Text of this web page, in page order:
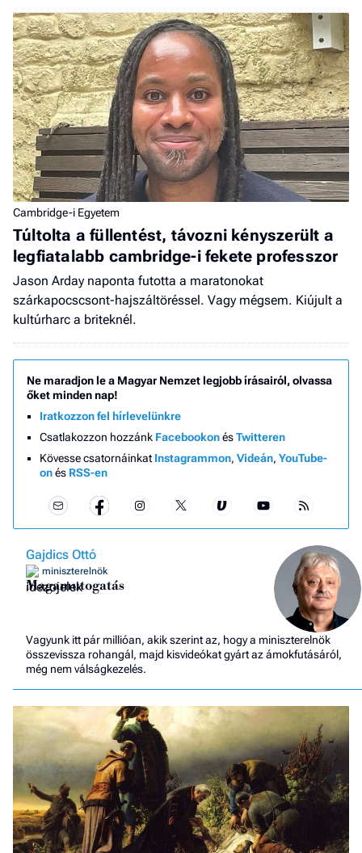
Cambridge-i Egyetem
Túltolta a füllentést, távozni kényszerült a
legfiatalabb cambridge-i fekete professzor
Jason Arday naponta futotta a maratonokat
szárkapocscsont-hajszáltöréssel. Vagy mégsem. Kiújult a
kultúrharc a briteknél.
Ne maradjon le a Magyar Nemzet legjobb írásairól, olvassa
őket minden nap!
Iratkozzon fel hírlevelünkre
Csatlakozzon hozzánk FacebookonésTwitteren
Kövesse csatornáinkat Instagrammon, Videán, YouTube-
onés RSS-en
Gajdics Ottó
miniszterelnök
Magamutogatás
Vagyunk itt pár millióan, akik szerint az, hogy a miniszterelnök
összevissza rohangál, majd kisvideókat gyárt az ámokfutásáról,
még nem válságkezelés.